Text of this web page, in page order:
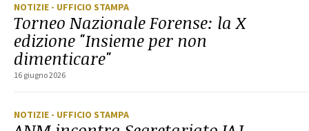
NOTIZIE - UFFICIO STAMPA
Torneo Nazionale Forense: la X
edizione "Insieme per non
dimenticare"
16 giugno 2026
NOTIZIE - UFFICIO STAMPA